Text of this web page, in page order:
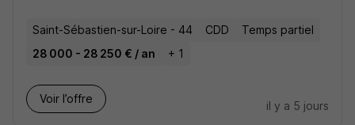
Saint-Sébastien-sur-Loire - 44 CDD
Temps partiel
28 000 - 28 250 € / an
+ 1
Voir l’offre
il y a 5 jours